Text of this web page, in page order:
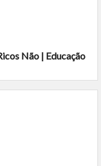
Não | Educação